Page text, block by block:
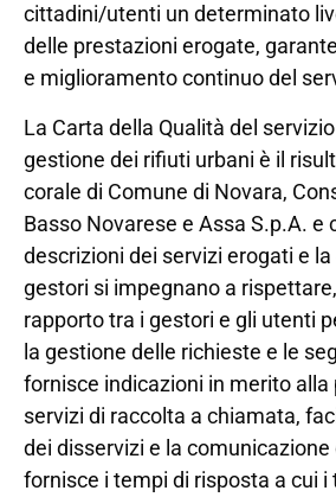
cittadini/utenti un determinato
delle prestazioni erogate,
e miglioramento continuo del
La Carta della Qualità del
gestione dei rifiuti urbani è il
corale di Comune di Novara,
Basso Novarese e Assa S.p.A. e
descrizioni dei servizi erogati e
gestori si impegnano a
rapporto tra i gestori e gli utenti
la gestione delle richieste e le
fornisce indicazioni in merito alla
servizi di raccolta a chiamata,
dei disservizi e la comunicazione
fornisce i tempi di risposta a cui i